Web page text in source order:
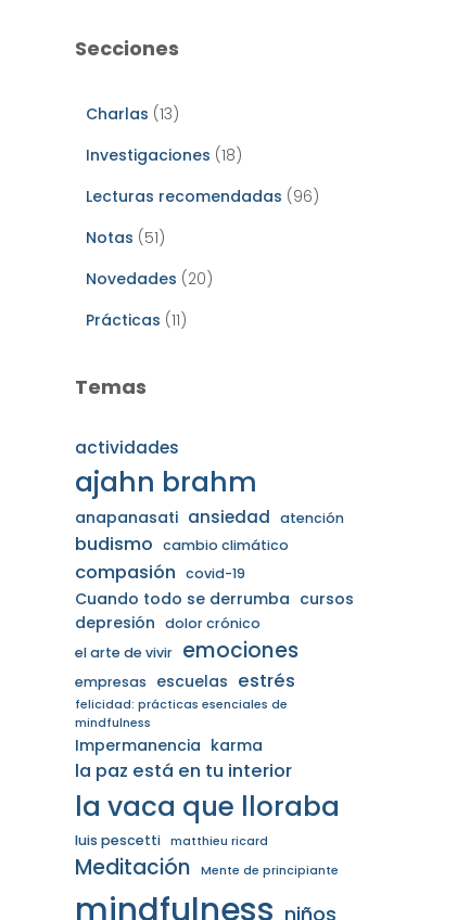
Secciones
Charlas (13)
Investigaciones (18)
Lecturas recomendadas (96)
Notas (51)
Novedades (20)
Prácticas (11)
Temas
actividades
ajahn brahm
anapanasati ansiedad atención
budismo cambio climático
compasión covid-19
Cuando todo se derrumba cursos
depresión dolor crónico
el arte de vivir
emociones
empresas escuelas estrés
felicidad: prácticas esenciales de
mindfulness
Impermanencia karma
la paz está en tu interior
la vaca que lloraba
luis pescetti matthieu ricard
Meditación Mente de principiante
mindfulness niños